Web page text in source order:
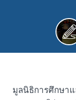
มูลนิธิการศึกษา